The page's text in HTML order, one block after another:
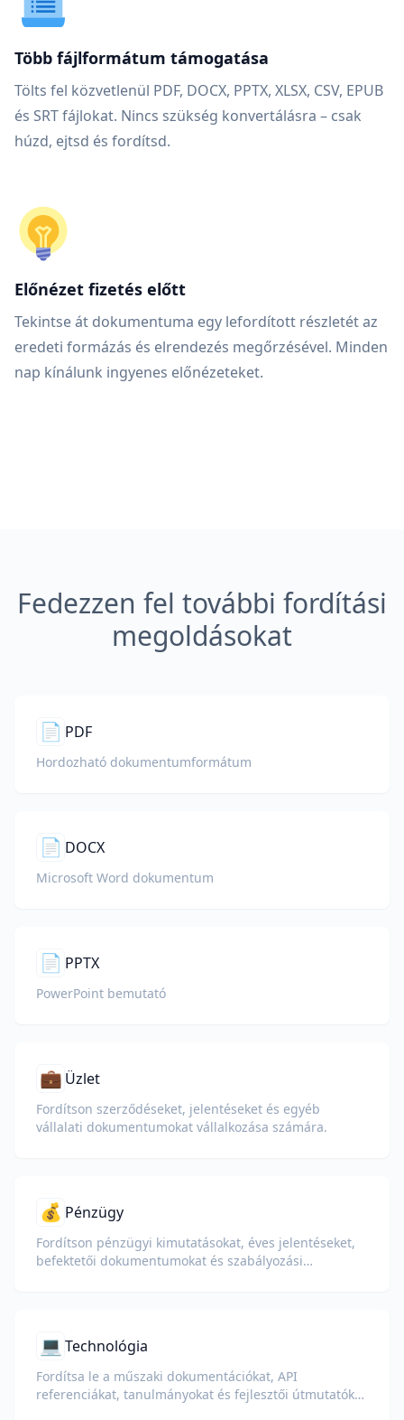
Több fájlformátum támogatása
Tölts fel közvetlenül PDF, DOCX, PPTX, XLSX, CSV, EPUB
és SRT fájlokat. Nincs szükség konvertálásra – csak
húzd, ejtsd és fordítsd.
Előnézet fizetés előtt
Tekintse át dokumentuma egy lefordított részletét az
eredeti formázás és elrendezés megőrzésével. Minden
nap kínálunk ingyenes előnézeteket.
Fedezzen fel további fordítási
megoldásokat
📄 PDF
Hordozható dokumentumformátum
📄 DOCX
Microsoft Word dokumentum
📄 PPTX
PowerPoint bemutató
💼 Üzlet
Fordítson szerződéseket, jelentéseket és egyéb
vállalati dokumentumokat vállalkozása számára.
💰 Pénzügy
Fordítson pénzügyi kimutatásokat, éves jelentéseket,
befektetői dokumentumokat és szabályozási
💻 Technológia
Fordítsa le a műszaki dokumentációkat, API
referenciákat, tanulmányokat és fejlesztői útmutatókat